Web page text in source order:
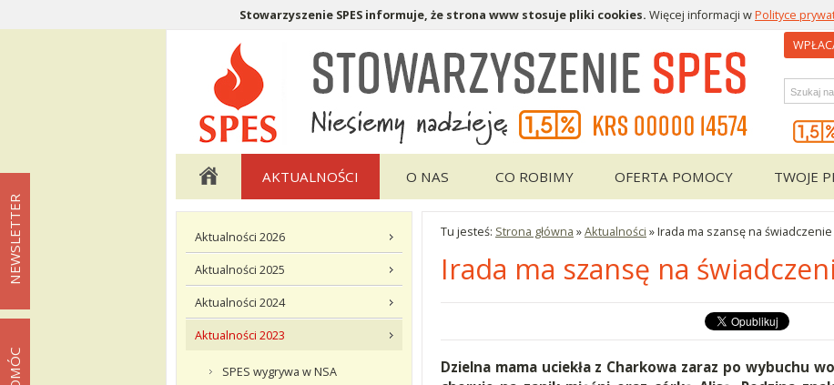
Stowarzyszenie SPES informuje, że strona www stosuje pliki cookies. Więcej informacji wPolityce
Menu pomocnicze
Menu główne
AKTUALNOŚCI O NAS CO ROBIMY OFERTA POMOCY TWOJE
Menu podstrony Aktualności
Aktualności 2026
Aktualności 2025
Aktualności 2024
Aktualności 2023
SPES wygrywa w NSA
Tu jesteś: Strona główna »Aktualności »Irada ma szansę na świadczenie
Irada ma szansę na
Dzielna mama uciekła z Charkowa zaraz po wybuchu
NEWSLETTER